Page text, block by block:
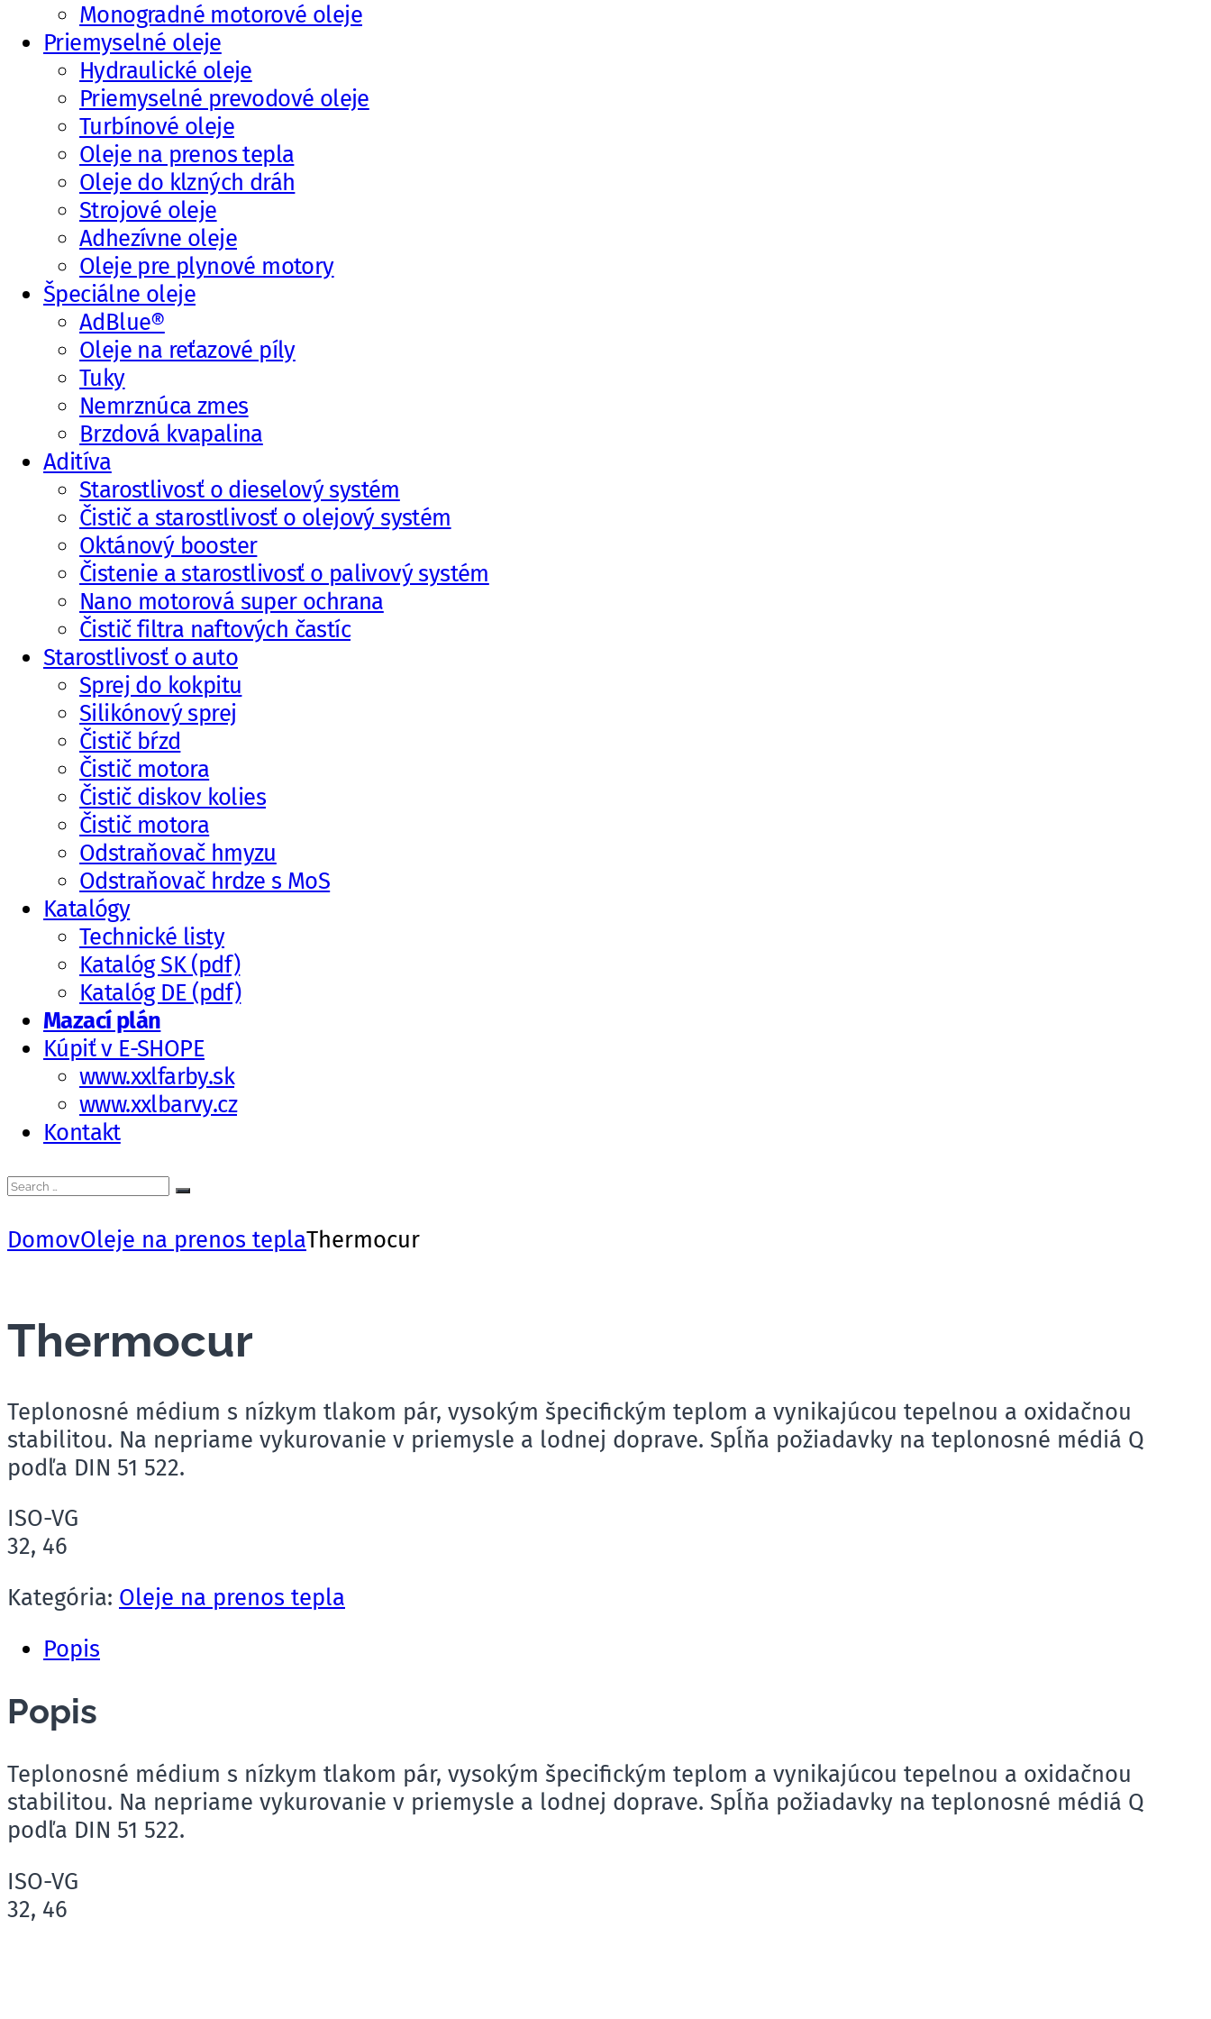
Monogradné motorové oleje
Priemyselné oleje
Hydraulické oleje
Priemyselné prevodové oleje
Turbínové oleje
Oleje na prenos tepla
Oleje do klzných dráh
Strojové oleje
Adhezívne oleje
Oleje pre plynové motory
Špeciálne oleje
AdBlue®
Oleje na reťazové píly
Tuky
Nemrznúca zmes
Brzdová kvapalina
Aditíva
Starostlivosť o dieselový systém
Čistič a starostlivosť o olejový systém
Oktánový booster
Čistenie a starostlivosť o palivový systém
Nano motorová super ochrana
Čistič filtra naftových častíc
Starostlivosť o auto
Sprej do kokpitu
Silikónový sprej
Čistič bŕzd
Čistič motora
Čistič diskov kolies
Čistič motora
Odstraňovač hmyzu
Odstraňovač hrdze s MoS
Katalógy
Technické listy
Katalóg SK (pdf)
Katalóg DE (pdf)
Mazací plán
Kúpiť v E-SHOPE
www.xxlfarby.sk
www.xxlbarvy.cz
Kontakt
Search
Search
DomovOleje na prenos teplaThermocur
Thermocur
Teplonosné médium s nízkym tlakom pár, vysokým špecifickým teplom a vynikajúcou tepelnou a oxidačnou
stabilitou. Na nepriame vykurovanie v priemysle a lodnej doprave. Spĺňa požiadavky na teplonosné médiá Q
podľa DIN 51 522.
ISO-VG
32, 46
Kategória: Oleje na prenos tepla
Popis
Popis
Teplonosné médium s nízkym tlakom pár, vysokým špecifickým teplom a vynikajúcou tepelnou a oxidačnou
stabilitou. Na nepriame vykurovanie v priemysle a lodnej doprave. Spĺňa požiadavky na teplonosné médiá Q
podľa DIN 51 522.
ISO-VG
32, 46